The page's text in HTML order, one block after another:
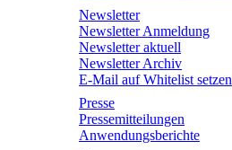
Newsletter
Newsletter Anmeldung
Newsletter aktuell
Newsletter Archiv
E-Mail auf Whitelist setzen
Presse
Pressemitteilungen
Anwendungsberichte